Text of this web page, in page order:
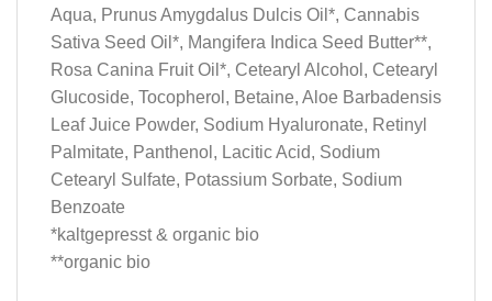
Aqua, Prunus Amygdalus Dulcis Oil*, Cannabis
Sativa Seed Oil*, Mangifera Indica Seed Butter**,
Rosa Canina Fruit Oil*, Cetearyl Alcohol, Cetearyl
Glucoside, Tocopherol, Betaine, Aloe Barbadensis
Leaf Juice Powder, Sodium Hyaluronate, Retinyl
Palmitate, Panthenol, Lacitic Acid, Sodium
Cetearyl Sulfate, Potassium Sorbate, Sodium
Benzoate
*kaltgepresst & organic bio
**organic bio